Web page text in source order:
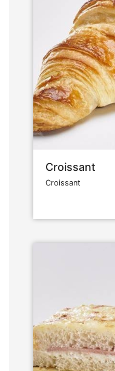
Croissant
Croissant